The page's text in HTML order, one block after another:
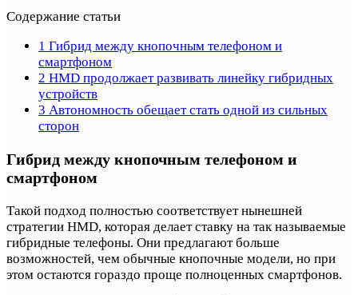
Содержание статьи
1 Гибрид между кнопочным телефоном и
смартфоном
2 HMD продолжает развивать линейку гибридных
устройств
3 Автономность обещает стать одной из сильных
сторон
Гибрид между кнопочным телефоном и
смартфоном
Такой подход полностью соответствует нынешней
стратегии HMD, которая делает ставку на так называемые
гибридные телефоны. Они предлагают больше
возможностей, чем обычные кнопочные модели, но при
этом остаются гораздо проще полноценных смартфонов.